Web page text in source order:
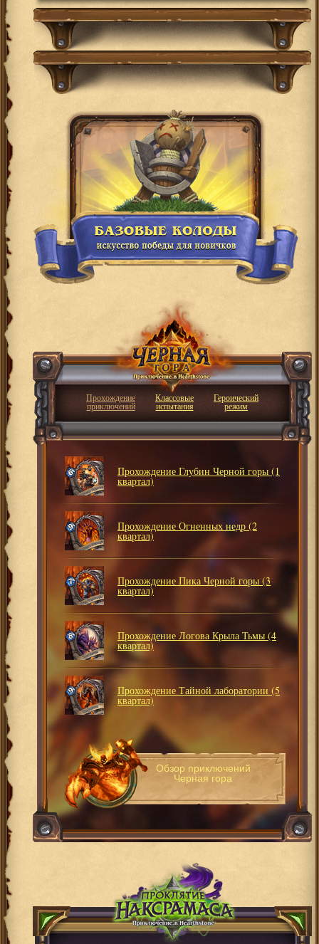
Прохождение
приключений
Классовые
испытания
Героический
режим
Прохождение Глубин Черной горы (1
квартал)
Прохождение Огненных недр (2
квартал)
Прохождение Пика Черной горы (3
квартал)
Прохождение Логова Крыла Тьмы (4
квартал)
Прохождение Тайной лаборатории (5
квартал)
Обзор приключений
Черная гора